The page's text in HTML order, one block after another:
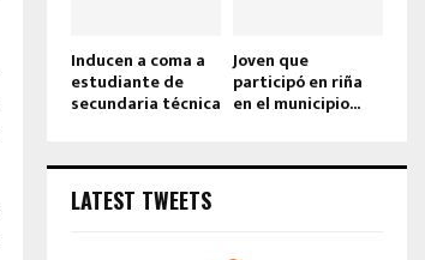
Inducen a coma a
estudiante de
secundaria técnica
Joven que
participó en riña
en el municipio...
LATEST TWEETS